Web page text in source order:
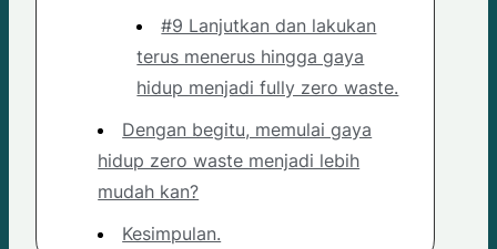
#9 Lanjutkan dan lakukan
terus menerus hingga gaya
hidup menjadi fully zero waste.
Dengan begitu, memulai gaya
hidup zero waste menjadi lebih
mudah kan?
Kesimpulan.